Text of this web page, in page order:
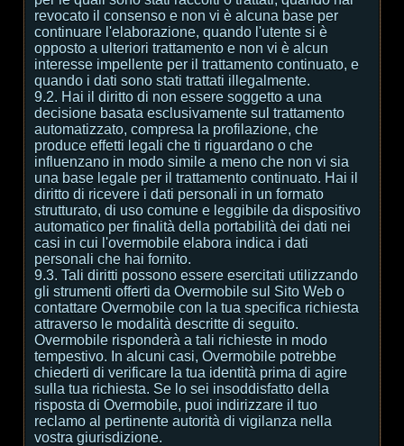
revocato il consenso e non vi è alcuna base per
continuare l'elaborazione, quando l'utente si è
opposto a ulteriori trattamento e non vi è alcun
interesse impellente per il trattamento continuato, e
quando i dati sono stati trattati illegalmente.
9.2. Hai il diritto di non essere soggetto a una
decisione basata esclusivamente sul trattamento
automatizzato, compresa la profilazione, che
produce effetti legali che ti riguardano o che
influenzano in modo simile a meno che non vi sia
una base legale per il trattamento continuato. Hai il
diritto di ricevere i dati personali in un formato
strutturato, di uso comune e leggibile da dispositivo
automatico per finalità della portabilità dei dati nei
casi in cui l'overmobile elabora indica i dati
personali che hai fornito.
9.3. Tali diritti possono essere esercitati utilizzando
gli strumenti offerti da Overmobile sul Sito Web o
contattare Overmobile con la tua specifica richiesta
attraverso le modalità descritte di seguito.
Overmobile risponderà a tali richieste in modo
tempestivo. In alcuni casi, Overmobile potrebbe
chiederti di verificare la tua identità prima di agire
sulla tua richiesta. Se lo sei insoddisfatto della
risposta di Overmobile, puoi indirizzare il tuo
reclamo al pertinente autorità di vigilanza nella
vostra giurisdizione.